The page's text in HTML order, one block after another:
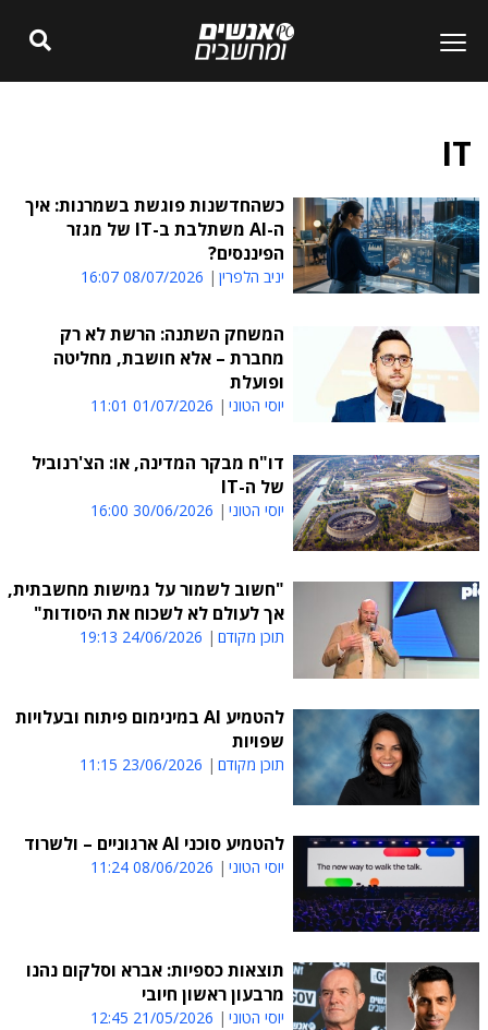
IT
כשהחדשנות פוגשת בשמרנות: איך
ה-AI משתלבת ב-IT של מגזר
הפיננסים?
יניב הלפרין 08/07/2026 16:07
המשחק השתנה: הרשת לא רק
מחברת – אלא חושבת, מחליטה
ופועלת
יוסי הטוני 01/07/2026 11:01
דו"ח מבקר המדינה, או: הצ'רנוביל
של ה-IT
יוסי הטוני 30/06/2026 16:00
"חשוב לשמור על גמישות מחשבתית,
אך לעולם לא לשכוח את היסודות"
תוכן מקודם 24/06/2026 19:13
להטמיע AI במינימום פיתוח ובעלויות
שפויות
תוכן מקודם 23/06/2026 11:15
להטמיע סוכני AI ארגוניים – ולשרוד
יוסי הטוני 08/06/2026 11:24
תוצאות כספיות: אברא וסלקום נהנו
מרבעון ראשון חיובי
יוסי הטוני 21/05/2026 12:45